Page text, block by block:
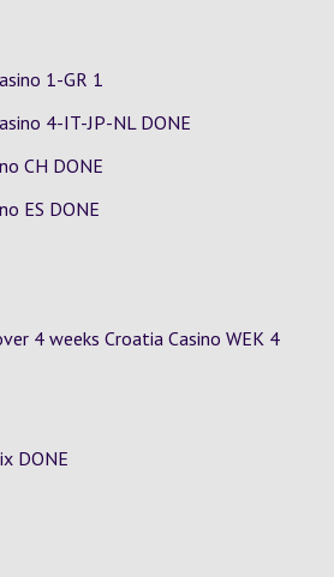
1-GR 1
4-IT-JP-NL DONE
CH DONE
ES DONE
4 weeks Croatia Casino WEK 4
DONE